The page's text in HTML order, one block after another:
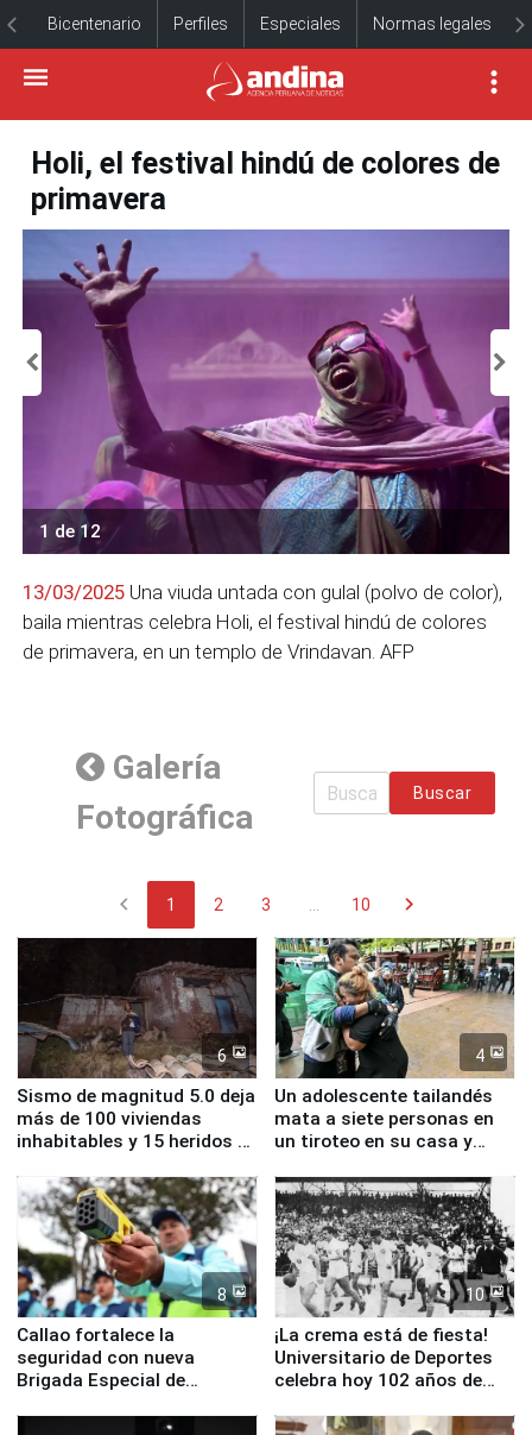
Bicentenario Perfiles Especiales Normas legales
Holi, el festival hindú de colores de
primavera
1 de 12
13/03/2025 Una viuda untada con gulal (polvo de color),
baila mientras celebra Holi, el festival hindú de colores
de primavera, en un templo de Vrindavan. AFP
Galería
Fotográfica
Buscar
chevron_left 1 2 3 10 chevron_right
6
Sismo de magnitud 5.0 deja
más de 100 viviendas
inhabitables y 15 heridos en
4
Un adolescente tailandés
mata a siete personas en
un tiroteo en su casa y
8
Callao fortalece la
seguridad con nueva
Brigada Especial de
equipamiento para
10
¡La crema está de fiesta!
Universitario de Deportes
celebra hoy 102 años de